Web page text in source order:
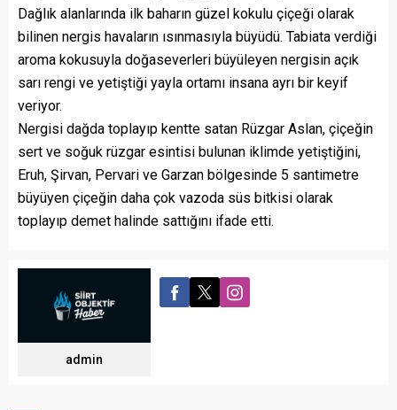
Dağlık alanlarında ilk baharın güzel kokulu çiçeği olarak
bilinen nergis havaların ısınmasıyla büyüdü. Tabiata verdiği
aroma kokusuyla doğaseverleri büyüleyen nergisin açık
sarı rengi ve yetiştiği yayla ortamı insana ayrı bir keyif
veriyor.
Nergisi dağda toplayıp kentte satan Rüzgar Aslan, çiçeğin
sert ve soğuk rüzgar esintisi bulunan iklimde yetiştiğini,
Eruh, Şirvan, Pervari ve Garzan bölgesinde 5 santimetre
büyüyen çiçeğin daha çok vazoda süs bitkisi olarak
toplayıp demet halinde sattığını ifade etti.
admin